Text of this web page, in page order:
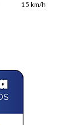
15 km/h